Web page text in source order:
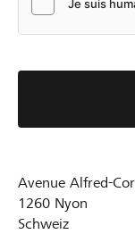
Avenue Alfred-
1260 Nyon
Schweiz